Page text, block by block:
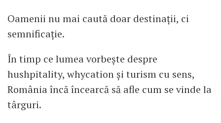
Oamenii nu mai caută doar destinații, ci
semnificație.
În timp ce lumea vorbește despre
hushpitality, whycation și turism cu sens,
România încă încearcă să afle cum se vinde la
târguri.